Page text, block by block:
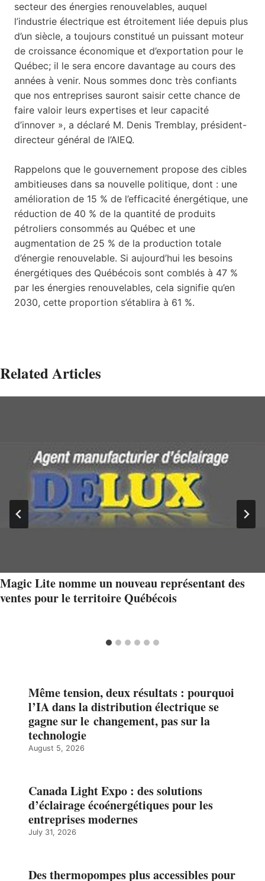
secteur des énergies renouvelables, auquel
l’industrie électrique est étroitement liée depuis plus
d’un siècle, a toujours constitué un puissant moteur
de croissance économique et d’exportation pour le
Québec; il le sera encore davantage au cours des
années à venir. Nous sommes donc très confiants
que nos entreprises sauront saisir cette chance de
faire valoir leurs expertises et leur capacité
d’innover », a déclaré M. Denis Tremblay, président-
directeur général de l’AIEQ.
Rappelons que le gouvernement propose des cibles
ambitieuses dans sa nouvelle politique, dont : une
amélioration de 15 % de l’efficacité énergétique, une
réduction de 40 % de la quantité de produits
pétroliers consommés au Québec et une
augmentation de 25 % de la production totale
d’énergie renouvelable. Si aujourd’hui les besoins
énergétiques des Québécois sont comblés à 47 %
par les énergies renouvelables, cela signifie qu’en
2030, cette proportion s’établira à 61 %.
Related Articles
Magic Lite nomme un nouveau représentant des
ventes pour le territoire Québécois
Même tension, deux résultats : pourquoi
l’IA dans la distribution électrique se
gagne sur le changement, pas sur la
technologie
August 5, 2026
Canada Light Expo : des solutions
d’éclairage écoénergétiques pour les
entreprises modernes
July 31, 2026
Des thermopompes plus accessibles pour